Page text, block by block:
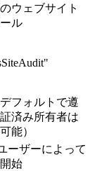
ウェブサイト
ル
フォルトで遵
済み所有者は
能）
ーザーによって
始